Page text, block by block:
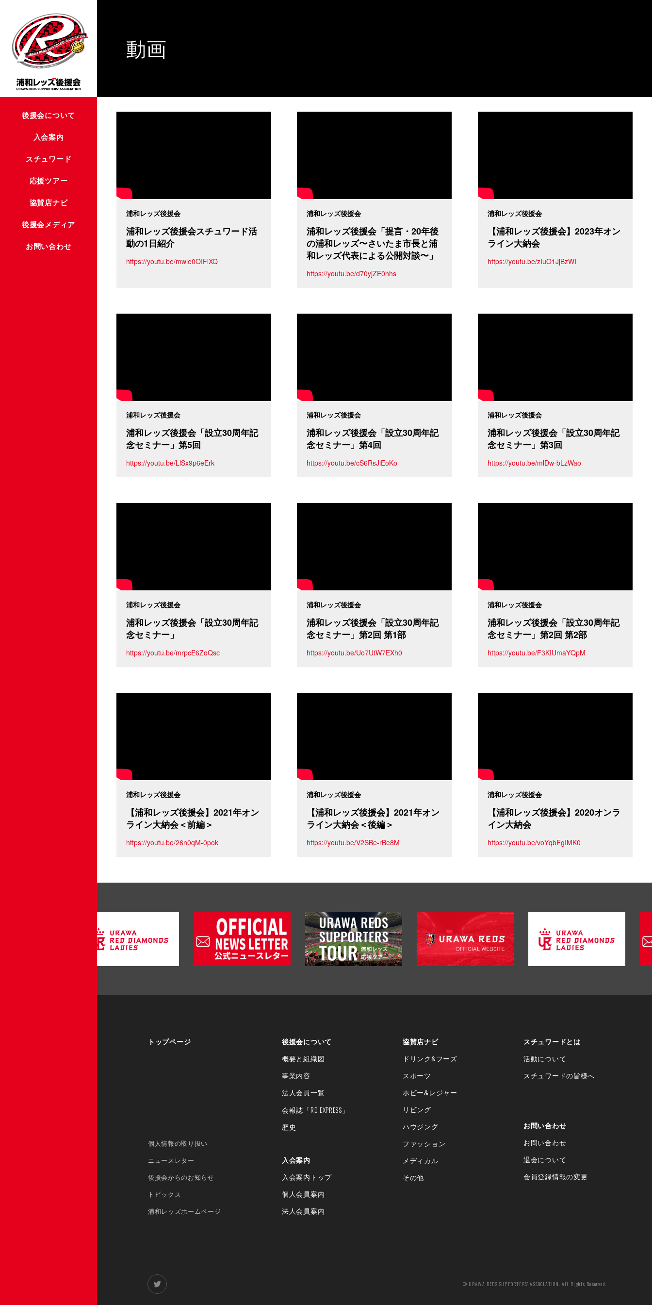
後援会について
入会案内
スチュワード
応援ツアー
協賛店ナビ
後援会メディア
お問い合わせ
動画
浦和レッズ後援会
浦和レッズ後援会スチュワード活
動の1日紹介
https://youtu.be/mwle0OIFlXQ
浦和レッズ後援会
浦和レッズ後援会「提言・20年後
の浦和レッズ〜さいたま市長と浦
和レッズ代表による公開対談〜」
https://youtu.be/d70yjZE0hhs
浦和レッズ後援会
【浦和レッズ後援会】2023年オン
ライン大納会
https://youtu.be/zIuO1JjBzWI
浦和レッズ後援会
浦和レッズ後援会「設立30周年記
念セミナー」第5回
https://youtu.be/LlSx9p6eErk
浦和レッズ後援会
浦和レッズ後援会「設立30周年記
念セミナー」第4回
https://youtu.be/cS6RsJiEoKo
浦和レッズ後援会
浦和レッズ後援会「設立30周年記
念セミナー」第3回
https://youtu.be/mlDw-bLzWao
浦和レッズ後援会
浦和レッズ後援会「設立30周年記
念セミナー」
https://youtu.be/mrpcE6ZoQsc
浦和レッズ後援会
浦和レッズ後援会「設立30周年記
念セミナー」第2回 第1部
https://youtu.be/Uo7UtW7EXh0
浦和レッズ後援会
浦和レッズ後援会「設立30周年記
念セミナー」第2回 第2部
https://youtu.be/F3KIUmaYQpM
浦和レッズ後援会
【浦和レッズ後援会】2021年オン
ライン大納会＜前編＞
https://youtu.be/26n0qM-0pok
浦和レッズ後援会
【浦和レッズ後援会】2021年オン
ライン大納会＜後編＞
https://youtu.be/V2SBe-rBe8M
浦和レッズ後援会
【浦和レッズ後援会】2020オンラ
イン大納会
https://youtu.be/voYqbFgIMK0
トップページ
入会案内
入会案内トップ
個人会員案内
法人会員案内
スチュワードとは
活動について
スチュワードの皆様へ
お問い合わせ
お問い合わせ
退会について
会員登録情報の変更
後援会について
概要と組織図
事業内容
法人会員一覧
会報誌 「RD EXPRESS」
歴史
協賛店ナビ
ドリンク&フーズ
スポーツ
ホビー&レジャー
リビング
ハウジング
ファッション
メディカル
その他
個人情報の取り扱い
ニュースレター
後援会からのお知らせ
トピックス
浦和レッズホームページ
© URAWA REDS SUPPORTERS' ASSOCIATION. All Rights Reserved.